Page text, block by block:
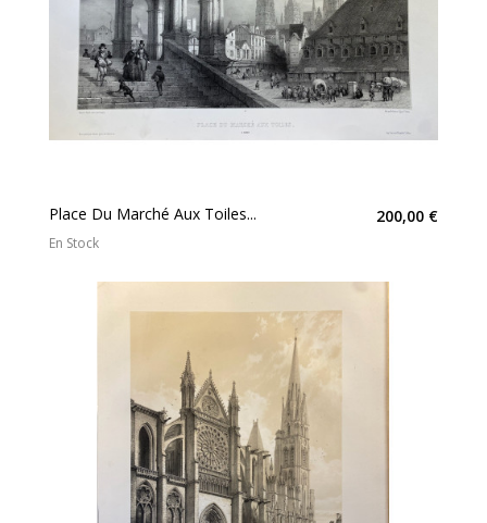
Place Du Marché Aux Toiles... 200,00 €
En Stock